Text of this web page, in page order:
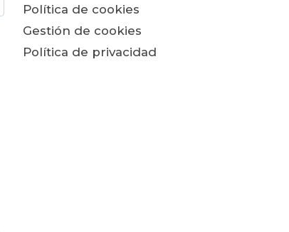
Política de cookies
Gestión de cookies
Política de privacidad